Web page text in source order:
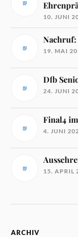
10. JUNI
19. MAI
Dfb
24. JUNI
Final4
4. JUNI
15. APRIL
ARCHIV